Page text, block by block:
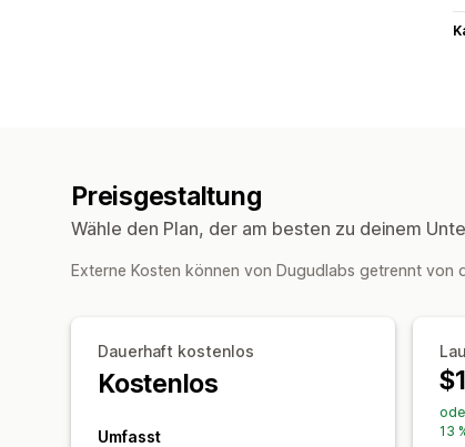
Preisgestaltung
Wähle den Plan, der am besten zu deinem
Externe Kosten können von Dugudlabs getrennt von
Dauerhaft kostenlos
Kostenlos
Umfasst
13